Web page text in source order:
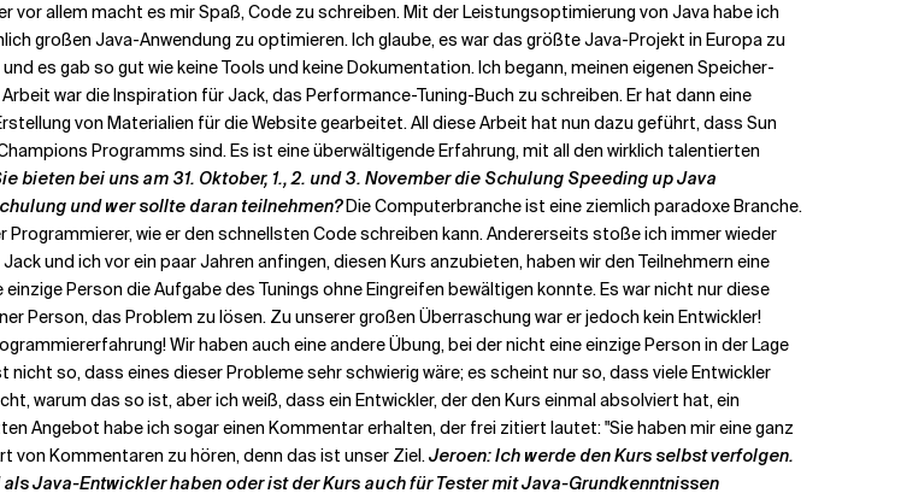
allem macht es mir Spaß, Code zu schreiben. Mit der Leistungsoptimierung von Java habe ich
großen Java-Anwendung zu optimieren. Ich glaube, es war das größte Java-Projekt in Europa zu
es gab so gut wie keine Tools und keine Dokumentation. Ich begann, meinen eigenen Speicher-
war die Inspiration für Jack, das Performance-Tuning-Buch zu schreiben. Er hat dann eine
von Materialien für die Website gearbeitet. All diese Arbeit hat nun dazu geführt, dass Sun
Programms sind. Es ist eine überwältigende Erfahrung, mit all den wirklich talentierten
bieten bei uns am 31. Oktober, 1., 2. und 3. November die Schulung Speeding up Java
und wer sollte daran teilnehmen?Die Computerbranche ist eine ziemlich paradoxe Branche.
wie er den schnellsten Code schreiben kann. Andererseits stoße ich immer wieder
und ich vor ein paar Jahren anfingen, diesen Kurs anzubieten, haben wir den Teilnehmern eine
Person die Aufgabe des Tunings ohne Eingreifen bewältigen konnte. Es war nicht nur diese
Person, das Problem zu lösen. Zu unserer großen Überraschung war er jedoch kein Entwickler!
Wir haben auch eine andere Übung, bei der nicht eine einzige Person in der Lage
so, dass eines dieser Probleme sehr schwierig wäre; es scheint nur so, dass viele Entwickler
warum das so ist, aber ich weiß, dass ein Entwickler, der den Kurs einmal absolviert hat, ein
Angebot habe ich sogar einen Kommentar erhalten, der frei zitiert lautet: "Sie haben mir eine ganz
von Kommentaren zu hören, denn das ist unser Ziel.Jeroen: Ich werde den Kurs selbst verfolgen.
Java-Entwickler haben oder ist der Kurs auch für Tester mit Java-Grundkenntnissen